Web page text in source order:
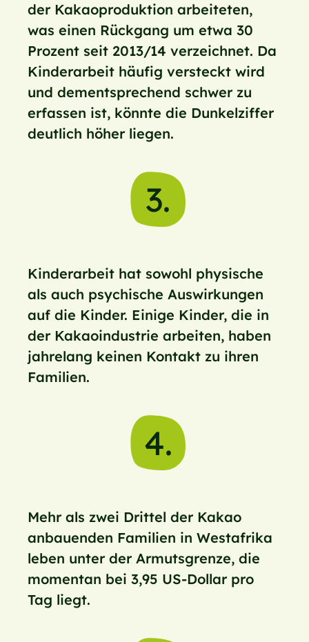
der Kakaoproduktion arbeiteten,
was einen Rückgang um etwa 30
Prozent seit 2013/14 verzeichnet. Da
Kinderarbeit häufig versteckt wird
und dementsprechend schwer zu
erfassen ist, könnte die Dunkelziffer
deutlich höher liegen.
3.
Kinderarbeit hat sowohl physische
als auch psychische Auswirkungen
auf die Kinder. Einige Kinder, die in
der Kakaoindustrie arbeiten, haben
jahrelang keinen Kontakt zu ihren
Familien.
4.
Mehr als zwei Drittel der Kakao
anbauenden Familien in Westafrika
leben unter der Armutsgrenze, die
momentan bei 3,95 US-Dollar pro
Tag liegt.